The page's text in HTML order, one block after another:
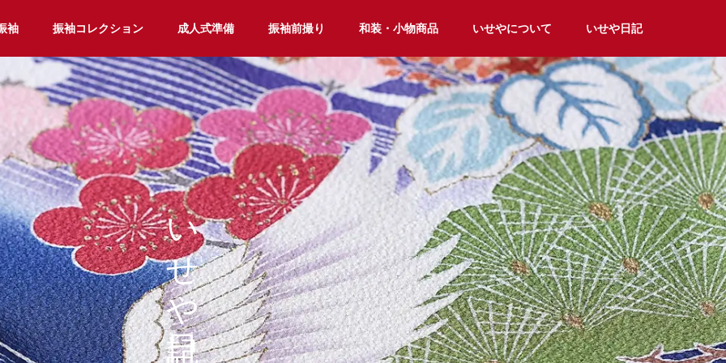
袖 振袖コレクション 成人式準備 振袖前撮り 和装・小物商品 いせやについて いせや日記
いせや日記